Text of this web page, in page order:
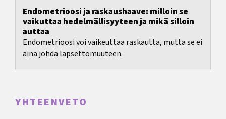
Endometrioosi ja raskaushaave: milloin se
vaikuttaa hedelmällisyyteen ja mikä silloin
auttaa
Endometrioosi voi vaikeuttaa raskautta, mutta se ei
aina johda lapsettomuuteen.
YHTEENVETO